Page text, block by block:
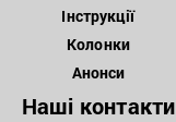
Інструкції
Колонки
Анонси
Наші контакти